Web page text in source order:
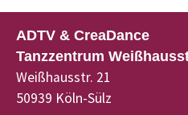
ADTV & CreaDance
Tanzzentrum
Weißhausstr. 21
50939 Köln-Sülz